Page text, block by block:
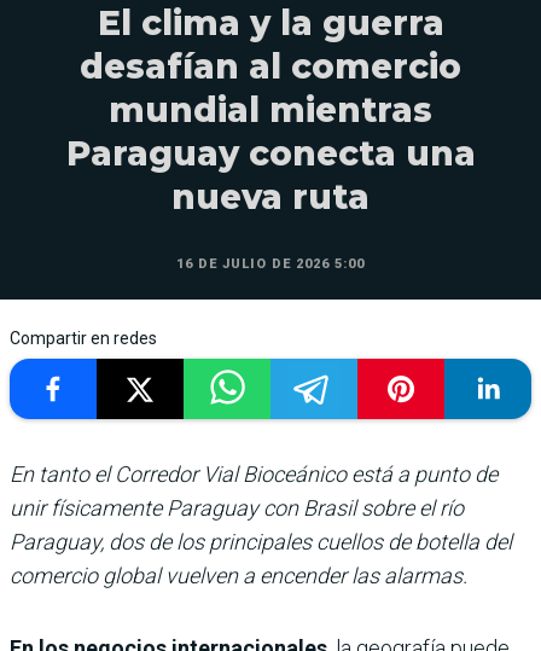
El clima y la guerra
desafían al comercio
mundial mientras
Paraguay conecta una
nueva ruta
16 DE JULIO DE 2026 5:00
Compartir en redes
En tanto el Corredor Vial Bioceánico está a punto de
unir físicamente Paraguay con Brasil sobre el río
Paraguay, dos de los principales cuellos de botella del
comercio global vuelven a encender las alarmas.